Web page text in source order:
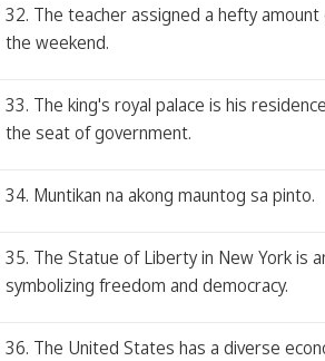
32. The teacher assigned a hefty
the weekend.
33. The king's royal palace is his
the seat of government.
34. Muntikan na akong mauntog sa pinto.
35. The Statue of Liberty in New York is
symbolizing freedom and democracy.
36. The United States has a diverse